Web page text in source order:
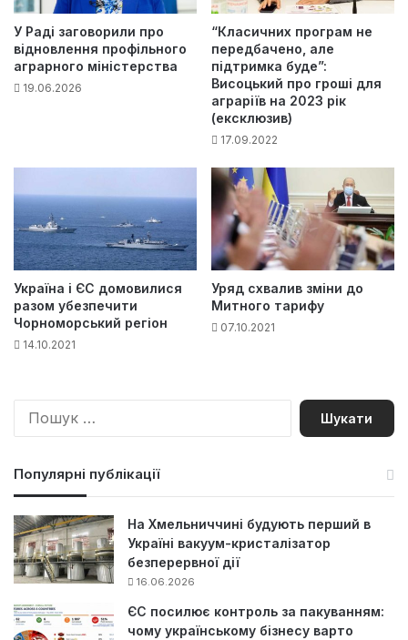
У Раді заговорили про
відновлення профільного
аграрного міністерства
19.06.2026
“Класичних програм не
передбачено, але
підтримка буде”:
Висоцький про гроші для
аграріїв на 2023 рік
(ексклюзив)
17.09.2022
Україна і ЄС домовилися
разом убезпечити
Чорноморський регіон
14.10.2021
Уряд схвалив зміни до
Митного тарифу
07.10.2021
П
Популярні публікації
На Хмельниччині будують перший в
Україні вакуум-кристалізатор
безперервної дії
16.06.2026
ЄС посилює контроль за пакуванням:
чому українському бізнесу варто